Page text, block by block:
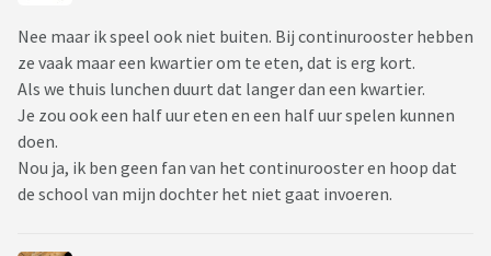
Nee maar ik speel ook niet buiten. Bij continurooster hebben
ze vaak maar een kwartier om te eten, dat is erg kort.
Als we thuis lunchen duurt dat langer dan een kwartier.
Je zou ook een half uur eten en een half uur spelen kunnen
doen.
Nou ja, ik ben geen fan van het continurooster en hoop dat
de school van mijn dochter het niet gaat invoeren.